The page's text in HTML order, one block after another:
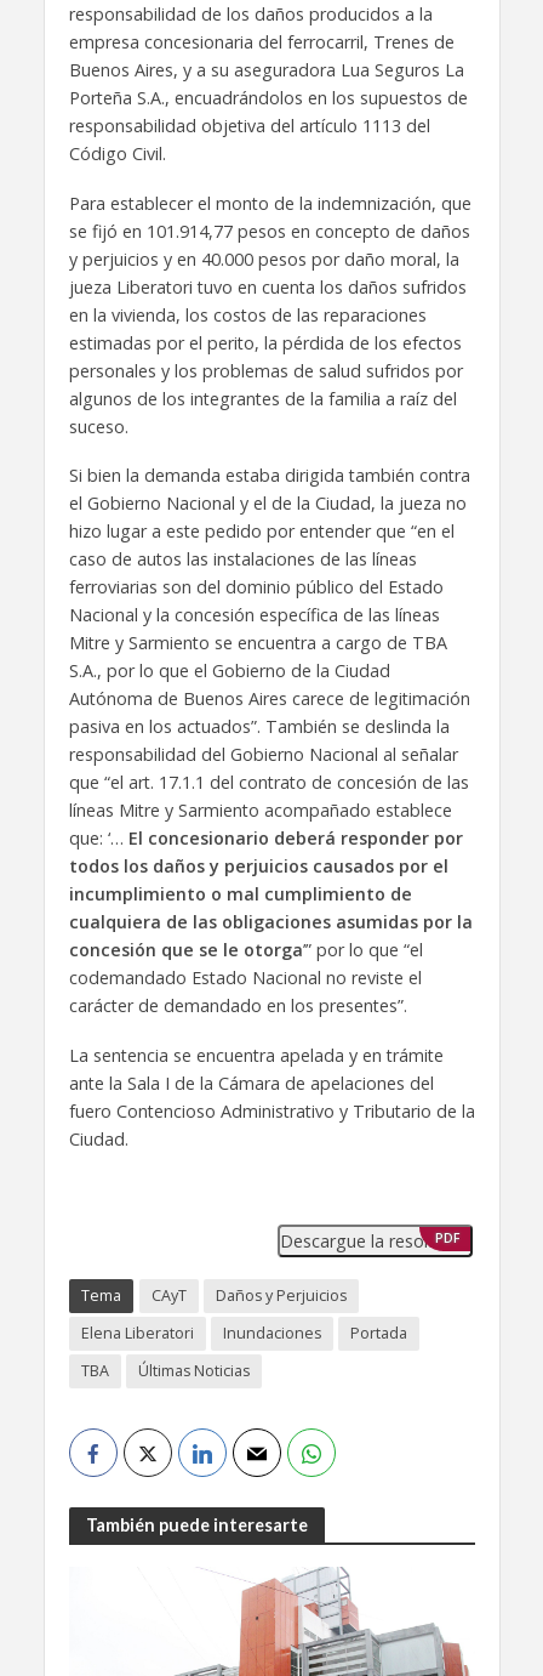
responsabilidad de los daños producidos a la
empresa concesionaria del ferrocarril, Trenes de
Buenos Aires, y a su aseguradora Lua Seguros La
Porteña S.A., encuadrándolos en los supuestos de
responsabilidad objetiva del artículo 1113 del
Código Civil.
Para establecer el monto de la indemnización, que
se fijó en 101.914,77 pesos en concepto de daños
y perjuicios y en 40.000 pesos por daño moral, la
jueza Liberatori tuvo en cuenta los daños sufridos
en la vivienda, los costos de las reparaciones
estimadas por el perito, la pérdida de los efectos
personales y los problemas de salud sufridos por
algunos de los integrantes de la familia a raíz del
suceso.
Si bien la demanda estaba dirigida también contra
el Gobierno Nacional y el de la Ciudad, la jueza no
hizo lugar a este pedido por entender que “en el
caso de autos las instalaciones de las líneas
ferroviarias son del dominio público del Estado
Nacional y la concesión específica de las líneas
Mitre y Sarmiento se encuentra a cargo de TBA
S.A., por lo que el Gobierno de la Ciudad
Autónoma de Buenos Aires carece de legitimación
pasiva en los actuados”. También se deslinda la
responsabilidad del Gobierno Nacional al señalar
que “el art. 17.1.1 del contrato de concesión de las
líneas Mitre y Sarmiento acompañado establece
que: ‘… El concesionario deberá responder por
todos los daños y perjuicios causados por el
incumplimiento o mal cumplimiento de
cualquiera de las obligaciones asumidas por la
concesión que se le otorga’” por lo que “el
codemandado Estado Nacional no reviste el
carácter de demandado en los presentes”.
La sentencia se encuentra apelada y en trámite
ante la Sala I de la Cámara de apelaciones del
fuero Contencioso Administrativo y Tributario de la
Ciudad.
Descargue la resolución
PDF
Tema CAyT
Daños y Perjuicios
Elena Liberatori
Inundaciones
Portada
TBA
Últimas Noticias
También puede interesarte